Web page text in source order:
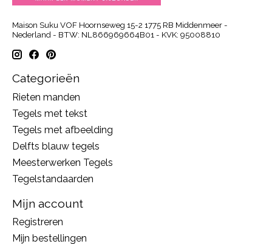
Maison Suku VOF Hoornseweg 15-2 1775 RB Middenmeer -
Nederland - BTW: NL866969664B01 - KVK: 95008810
Categorieën
Rieten manden
Tegels met tekst
Tegels met afbeelding
Delfts blauw tegels
Meesterwerken Tegels
Tegelstandaarden
Mijn account
Registreren
Mijn bestellingen